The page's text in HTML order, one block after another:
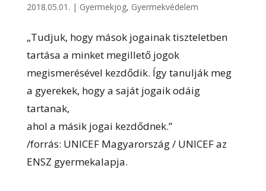
2018.05.01. | Gyermekjog, Gyermekvédelem
„Tudjuk, hogy mások jogainak tiszteletben
tartása a minket megillető jogok
megismerésével kezdődik. Így tanulják meg
a gyerekek, hogy a saját jogaik odáig
tartanak,
ahol a másik jogai kezdődnek.”
/forrás: UNICEF Magyarország / UNICEF az
ENSZ gyermekalapja.